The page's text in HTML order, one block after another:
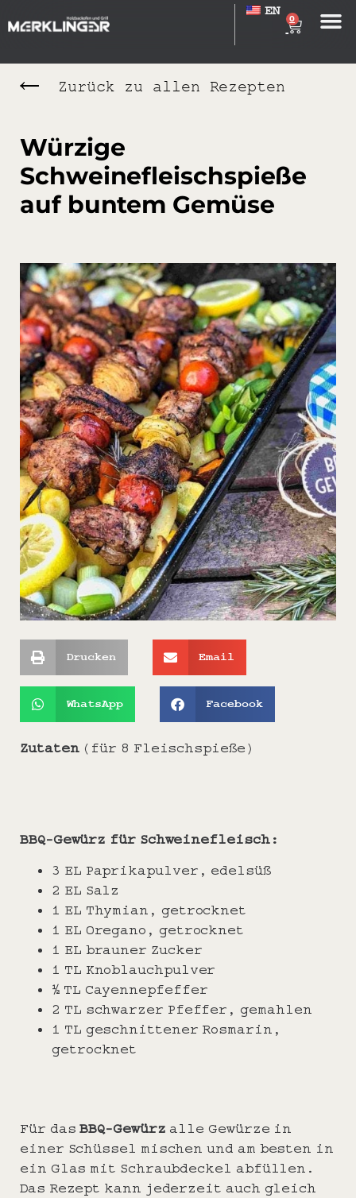
0
EN
Zurück zu allen Rezepten
Würzige
Schweinefleischspieße
auf buntem Gemüse
Drucken Email
WhatsApp Facebook
Zutaten(für 8 Fleischspieße)
BBQ-Gewürz für Schweinefleisch:
3 EL Paprikapulver, edelsüß
2 EL Salz
1 EL Thymian, getrocknet
1 EL Oregano, getrocknet
1 EL brauner Zucker
1 TL Knoblauchpulver
½ TL Cayennepfeffer
2 TL schwarzer Pfeffer, gemahlen
1 TL geschnittener Rosmarin,
getrocknet
Für dasBBQ-Gewürz alle Gewürze in
einer Schüssel mischen und am besten in
ein Glas mit Schraubdeckel abfüllen.
Das Rezept kann jederzeit auch gleich